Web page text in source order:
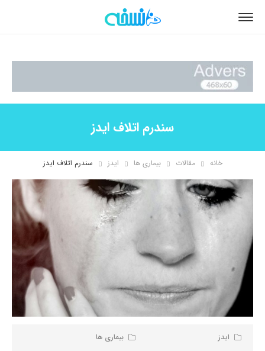
سندرم اتلاف ایدز
خانه مقالات بیماری ها ایدز سندرم اتلاف ایدز
ایدز
بیماری ها